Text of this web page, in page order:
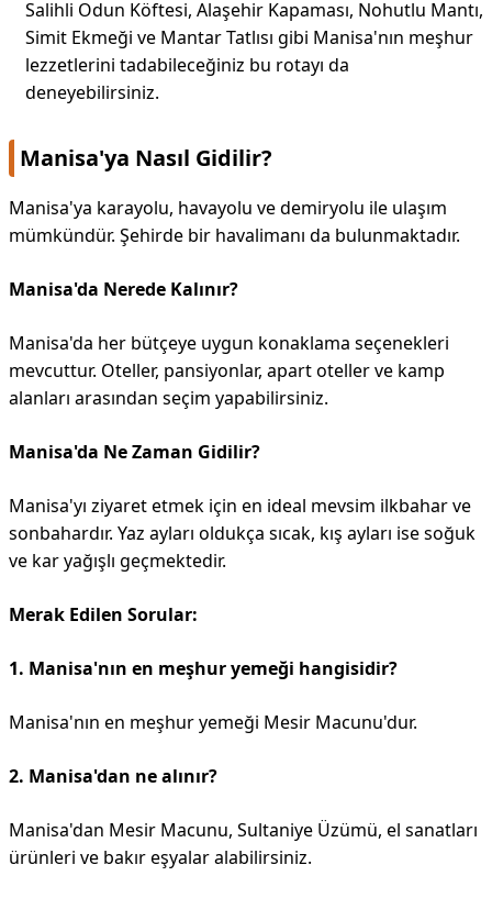
Salihli Odun Köftesi, Alaşehir Kapaması, Nohutlu Mantı,
Simit Ekmeği ve Mantar Tatlısı gibi Manisa'nın meşhur
lezzetlerini tadabileceğiniz bu rotayı da
deneyebilirsiniz.
Manisa'ya Nasıl Gidilir?
Manisa'ya karayolu, havayolu ve demiryolu ile ulaşım
mümkündür. Şehirde bir havalimanı da bulunmaktadır.
Manisa'da Nerede Kalınır?
Manisa'da her bütçeye uygun konaklama seçenekleri
mevcuttur. Oteller, pansiyonlar, apart oteller ve kamp
alanları arasından seçim yapabilirsiniz.
Manisa'da Ne Zaman Gidilir?
Manisa'yı ziyaret etmek için en ideal mevsim ilkbahar ve
sonbahardır. Yaz ayları oldukça sıcak, kış ayları ise soğuk
ve kar yağışlı geçmektedir.
Merak Edilen Sorular:
1. Manisa'nın en meşhur yemeği hangisidir?
Manisa'nın en meşhur yemeği Mesir Macunu'dur.
2. Manisa'dan ne alınır?
Manisa'dan Mesir Macunu, Sultaniye Üzümü, el sanatları
ürünleri ve bakır eşyalar alabilirsiniz.